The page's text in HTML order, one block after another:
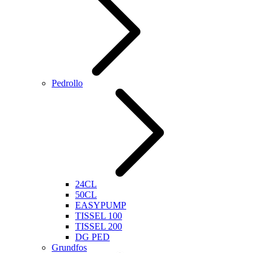
Pedrollo
24CL
50CL
EASYPUMP
TISSEL 100
TISSEL 200
DG PED
Grundfos